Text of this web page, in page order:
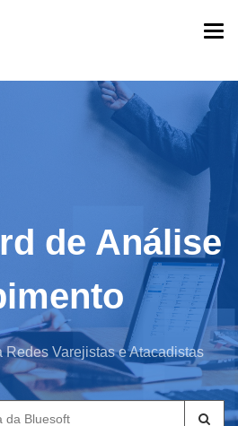
de Análise
Redes Varejistas e Atacadistas